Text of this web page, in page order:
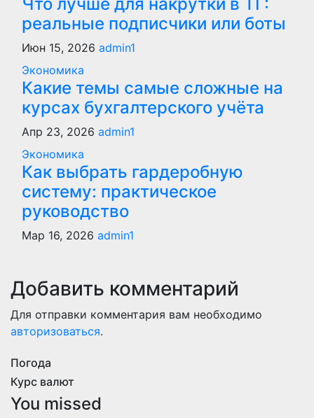
реальные подписчики или боты
Июн 15, 2026 admin1
Экономика
Какие темы самые сложные на
курсах бухгалтерского учёта
Апр 23, 2026 admin1
Экономика
Как выбрать гардеробную
систему: практическое
руководство
Мар 16, 2026 admin1
Добавить комментарий
Для отправки комментария вам необходимо
авторизоваться.
Погода
Курс валют
You missed